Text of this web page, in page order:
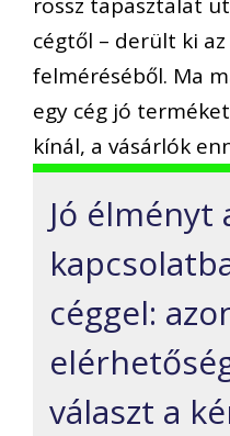
cégtől – derült ki
felméréséből. Ma
egy cég jó
kínál, a vásárlók
Jó élményt
céggel:
választ a